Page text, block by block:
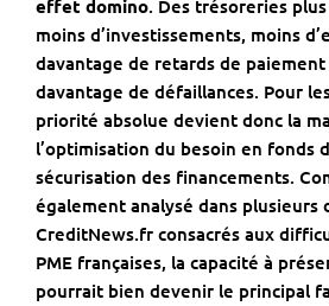
effet domino. Des trésoreries
moins d’investissements, moins
davantage de retards de
davantage de défaillances. Pour
priorité absolue devient donc la
l’optimisation du besoin en fonds
sécurisation des financements.
également analysé dans plusieurs
CreditNews.fr consacrés aux
PME françaises, la capacité à
pourrait bien devenir le principal